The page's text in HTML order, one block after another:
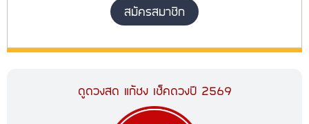
สมัครสมาชิก
ดูดวงสด แก้ชง เช็คดวงปี 2569